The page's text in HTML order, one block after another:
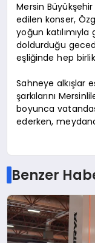
Mersin
edilen konser,
yoğun
doldurduğu
eşliğinde hep
Sahneye alkışlar
şarkılarını
boyunca
ederken,
Benzer